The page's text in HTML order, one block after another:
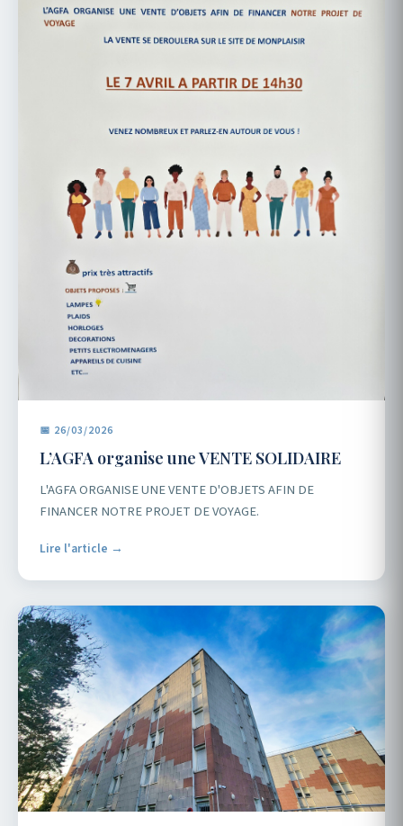
📅 26/03/2026
L’AGFA organise une VENTE SOLIDAIRE
L'AGFA ORGANISE UNE VENTE D'OBJETS AFIN DE
FINANCER NOTRE PROJET DE VOYAGE.
Lire l'article →